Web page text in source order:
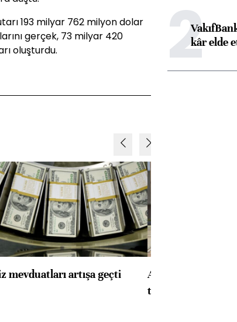
193 milyar 762 milyon dolar
gerçek, 73 milyar 420
oluşturdu.
mevduatları artışa geçti
ABD'de konut
toparlandı
2kâr elde